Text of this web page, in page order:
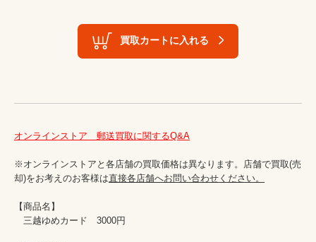
買取カートに入れる
オンラインストア　郵送買取に関するQ&A
※オンラインストアと各店舗の買取価格は異なります。店舗で買取(売
却)をお考えのお客様は直接各店舗へお問い合わせください。
【商品名】
三越ゆめカード　3000円